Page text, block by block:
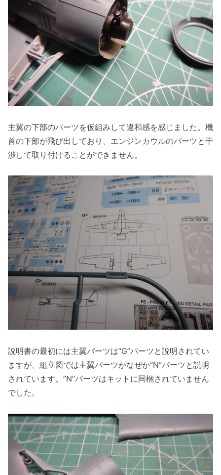
主翼の下部のパーツを仮組みして違和感を感じました。機
首の下部が飛び出しており、エンジンカウルのパーツと干
渉して取り付けることができません。
説明書の最初には主翼パーツは”G”パーツと説明されてい
ますが、組立図では主翼パーツがなぜか”N”パーツと説明
されています。”N”パーツはキットに同梱されていません
でした。